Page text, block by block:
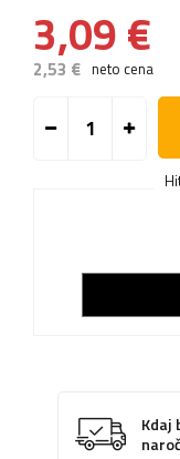
3,09 €
2,53 € neto cena
Kdaj